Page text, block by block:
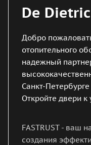
De
Добро
отопительного
надежный
Санкт-
Откройте двери
FASTRUST - ваш
создания